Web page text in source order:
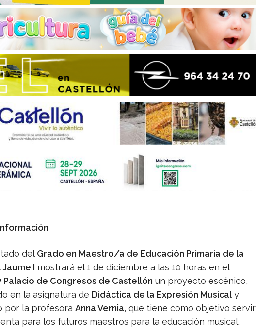
del Grado en Maestro/a de Educación Primaria de la
I mostrará el 1 de diciembre a las 10 horas en el
Palacio de Congresos de Castellón un proyecto escénico,
en la asignatura de Didáctica de la Expresión Musicaly
por la profesora Anna Vernia, que tiene como objetivo servir
para los futuros maestros para la educación musical.